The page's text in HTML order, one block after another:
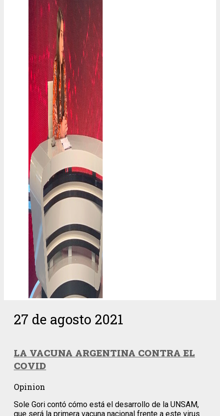
27 de agosto 2021
LA VACUNA ARGENTINA CONTRA EL
COVID
Opinion
Sole Gori contó cómo está el desarrollo de la UNSAM,
que será la primera vacuna nacional frente a este virus